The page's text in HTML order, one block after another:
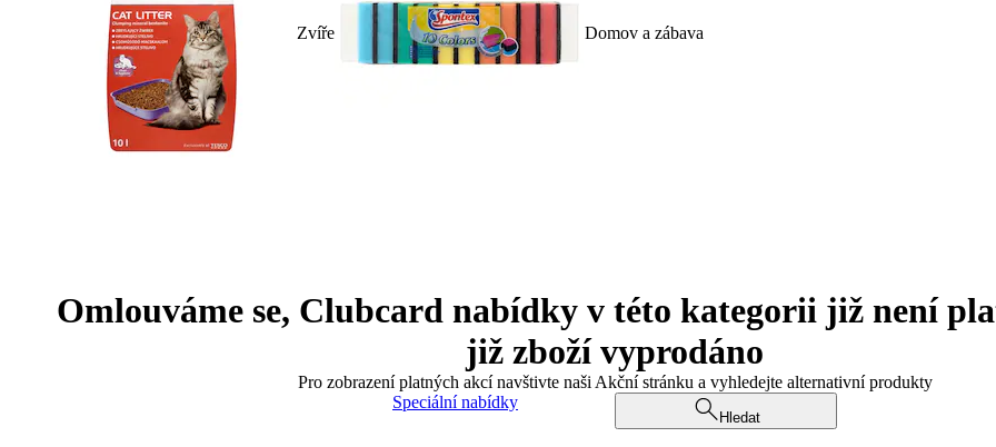
Zvíře Domov a zábava
Omlouváme se, Clubcard nabídky v této kategorii již není
již zboží vyprodáno
Pro zobrazení platných akcí navštivte naši Akční stránku a vyhledejte alternativní produkty
Speciální nabídky
Hledat